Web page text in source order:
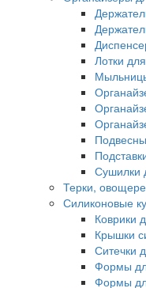
Лотки
Сушилки
Терки,
Силиконовые
Коврики
Крышки
Ситечки
Формы
Формы